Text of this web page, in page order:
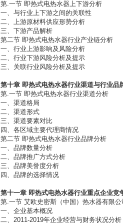
第.一节 即热式电热水器上下游分析
一、与行业上下游之间的关联性
二、上游原材料供应形势分析
三、下游产品解析
第二节 即热式电热水器行业产业链分析
一、行业上游影响及风险分析
二、行业下游风险分析及提示
三、关联行业风险分析及提示
第十章 即热式电热水器行业渠道与行业品
第.一节 即热式电热水器行业渠道分析
一、渠道格局
二、渠道形式
三、渠道要素对比
四、各区域主要代理商情况
第二节 即热式电热水器行业品牌分析
一、品牌数量分析
二、品牌推广方式分析
三、品牌美誉度分析
四、品牌的选择情况
第十一章 即热式电热水器行业重点企业竞
第.一节 艾欧史密斯（中国）热水器有限公
一、企业基本概况
二、2011-2019年企业经营与财务状况分析